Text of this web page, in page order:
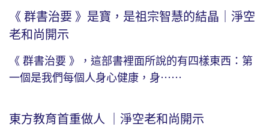
《 群書治要 》是寶，是祖宗智慧的結晶｜淨空
老和尚開示
《 群書治要 》，這部書裡面所說的有四樣東西：第
一個是我們每個人身心健康，身⋯⋯
東方教育首重做人 ｜淨空老和尚開示